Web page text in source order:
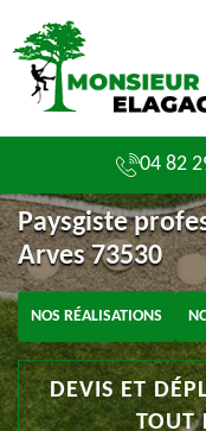
04 82
Paysgiste
Arves 73530
NOS RÉALISATIONS
DEVIS ET
TOUT